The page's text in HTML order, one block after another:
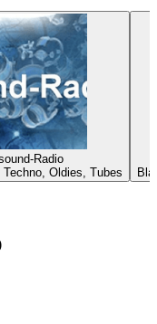
Radio
Techno, Oldies, Tubes